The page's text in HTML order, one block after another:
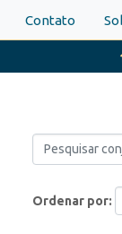
Contato
Ordenar por